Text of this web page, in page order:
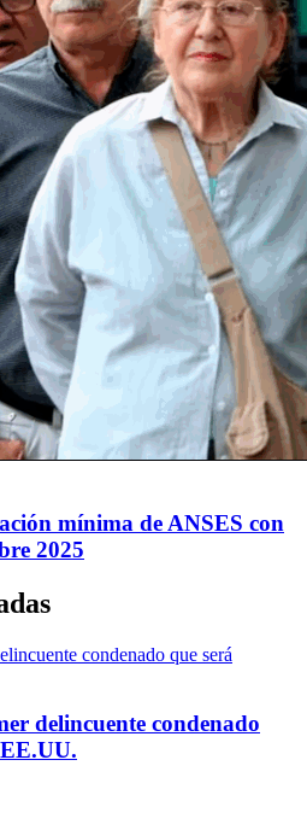
mínima de ANSES con
2025
delincuente condenado